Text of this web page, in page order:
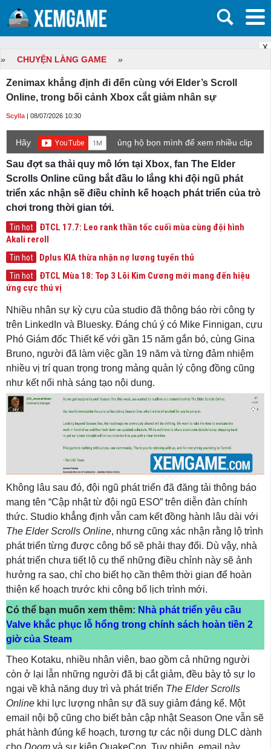
X
» CHUYỆN LÀNG GAME »
Zenimax khẳng định đi đến cùng với Elder’s Scroll
Online, trong bối cảnh Xbox cắt giảm nhân sự
Scylla | 08/07/2026 10:30
Hãy
ủng hộ bọn mình để xem nhiều clip
game mới hơn nhé!
Sau đợt sa thải quy mô lớn tại Xbox, fan The Elder
Scrolls Online cũng bắt đầu lo lắng khi đội ngũ phát
triển xác nhận sẽ điều chỉnh kế hoạch phát triển của trò
chơi trong thời gian tới.
Tin hot
ĐTCL 17.7: Leo rank thần tốc cuối mùa cùng đội hình
Akali reroll
Tin hot Dplus KIA thừa nhận nợ lương tuyển thủ
Tin hot
ĐTCL Mùa 18: Top 3 Lõi Kim Cương mới mang đến hiệu
ứng cực thú vị
Nhiều nhân sự kỳ cựu của studio đã thông báo rời công ty
trên LinkedIn và Bluesky. Đáng chú ý có Mike Finnigan, cựu
Phó Giám đốc Thiết kế với gần 15 năm gắn bó, cùng Gina
Bruno, người đã làm việc gần 19 năm và từng đảm nhiệm
nhiều vị trí quan trọng trong mảng quản lý cộng đồng cũng
như kết nối nhà sáng tạo nội dung.
Không lâu sau đó, đội ngũ phát triển đã đăng tải thông báo
mang tên “Cập nhật từ đội ngũ ESO” trên diễn đàn chính
thức. Studio khẳng định vẫn cam kết đồng hành lâu dài với
The Elder Scrolls Online, nhưng cũng xác nhận rằng lộ trình
phát triển từng được công bố sẽ phải thay đổi. Dù vậy, nhà
phát triển chưa tiết lộ cụ thể những điều chỉnh này sẽ ảnh
hưởng ra sao, chỉ cho biết họ cần thêm thời gian để hoàn
thiện kế hoạch trước khi công bố lịch trình mới.
Có thể bạn muốn xem thêm: Nhà phát triển yêu cầu
Valve khắc phục lỗ hổng trong chính sách hoàn tiền 2
giờ của Steam
Theo Kotaku, nhiều nhân viên, bao gồm cả những người
còn ở lại lẫn những người đã bị cắt giảm, đều bày tỏ sự lo
ngại về khả năng duy trì và phát triển The Elder Scrolls
Online khi lực lượng nhân sự đã suy giảm đáng kể. Một
email nội bộ cũng cho biết bản cập nhật Season One vẫn sẽ
phát hành đúng kế hoạch, tương tự các nội dung DLC dành
cho Doom và sự kiện QuakeCon. Tuy nhiên, email này